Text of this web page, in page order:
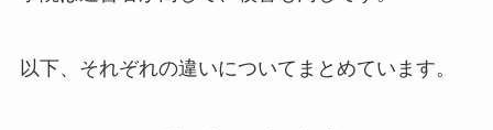
以下、それぞれの違いについてまとめています。